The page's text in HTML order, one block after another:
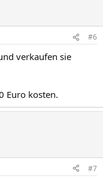
#6
verkaufen sie
Euro kosten.
#7